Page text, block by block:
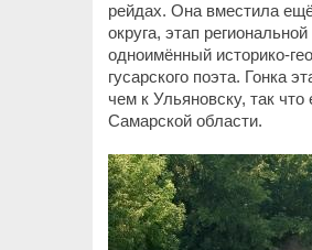
рейдах. Она вместила
округа, этап
одноимённый историко-
гусарского поэта. Гонка
чем к Ульяновску, так
Самарской области.